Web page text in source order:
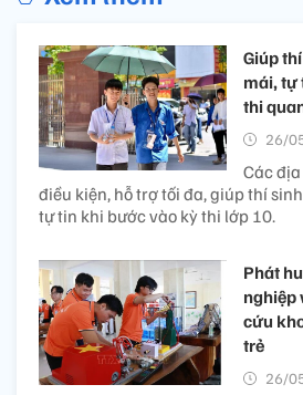
Giúp
mái, tự
thi
26/
Các
điều kiện, hỗ trợ tối đa, giúp thí
tự tin khi bước vào kỳ thi lớp 10.
Phát
nghiệp
cứu
trẻ
26/